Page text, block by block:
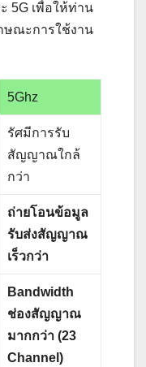
5G เพื่อให้ท่าน
ษณะการใช้งาน
5Ghz
รัศมีการรับ
สัญญาณใกล้
กว่า
ถ่ายโอนข้อมูล
รับส่งสัญญาณ
เร็วกว่า
Bandwidth
ช่องสัญญาณ
มากกว่า (23
Channel)